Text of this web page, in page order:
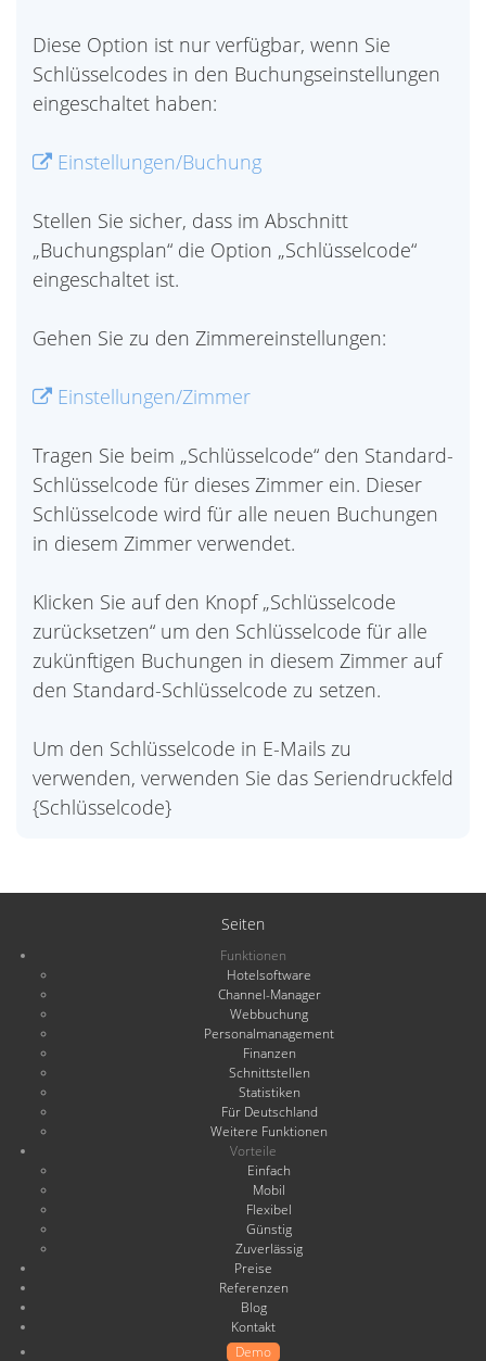
Diese Option ist nur verfügbar, wenn Sie
Schlüsselcodes in den Buchungseinstellungen
eingeschaltet haben:
Einstellungen/Buchung
Stellen Sie sicher, dass im Abschnitt
„Buchungsplan“ die Option „Schlüsselcode“
eingeschaltet ist.
Gehen Sie zu den Zimmereinstellungen:
Einstellungen/Zimmer
Tragen Sie beim „Schlüsselcode“ den Standard-
Schlüsselcode für dieses Zimmer ein. Dieser
Schlüsselcode wird für alle neuen Buchungen
in diesem Zimmer verwendet.
Klicken Sie auf den Knopf „Schlüsselcode
zurücksetzen“ um den Schlüsselcode für alle
zukünftigen Buchungen in diesem Zimmer auf
den Standard-Schlüsselcode zu setzen.
Um den Schlüsselcode in E-Mails zu
verwenden, verwenden Sie das Seriendruckfeld
{Schlüsselcode}
Seiten
Funktionen
Hotelsoftware
Channel-Manager
Webbuchung
Personalmanagement
Finanzen
Schnittstellen
Statistiken
Für Deutschland
Weitere Funktionen
Vorteile
Einfach
Mobil
Flexibel
Günstig
Zuverlässig
Preise
Referenzen
Blog
Kontakt
Demo